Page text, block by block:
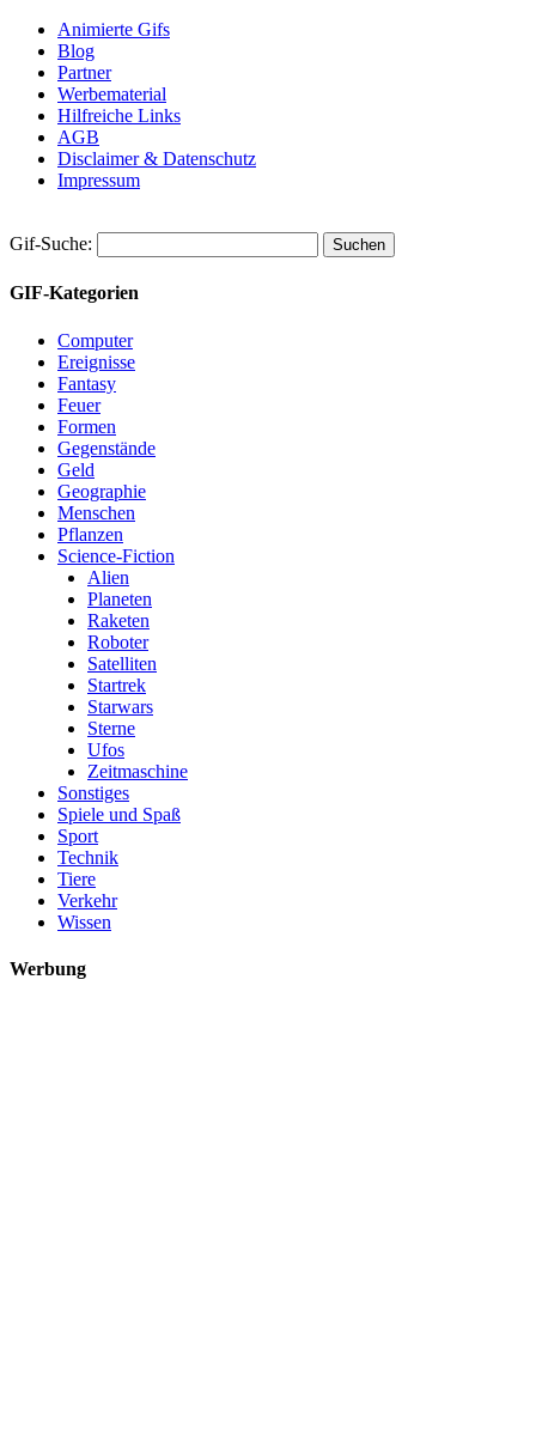
Animierte Gifs
Blog
Partner
Werbematerial
Hilfreiche Links
AGB
Disclaimer & Datenschutz
Impressum
Gif-Suche:
GIF-Kategorien
Computer
Ereignisse
Fantasy
Feuer
Formen
Gegenstände
Geld
Geographie
Menschen
Pflanzen
Science-Fiction
Alien
Planeten
Raketen
Roboter
Satelliten
Startrek
Starwars
Sterne
Ufos
Zeitmaschine
Sonstiges
Spiele und Spaß
Sport
Technik
Tiere
Verkehr
Wissen
Werbung